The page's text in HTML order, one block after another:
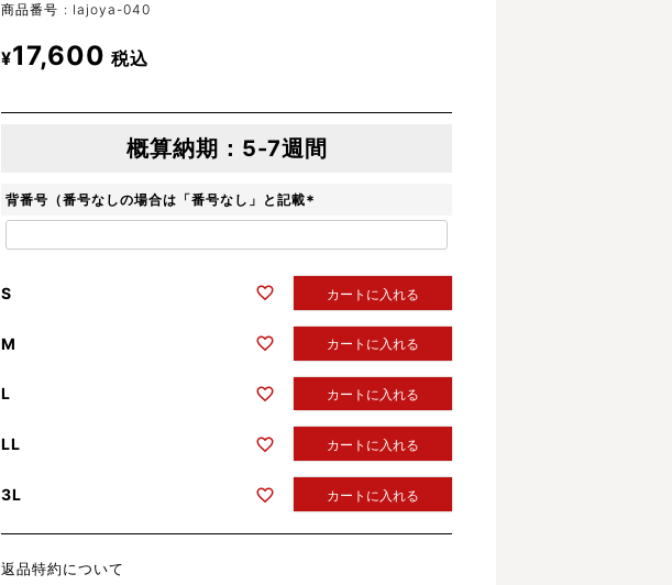
商品番号 lajoya-040
¥17,600 税込
5-7週間
背番号（番号なしの場合は「番号なし」と記載
(
必
S カートに入れる
M カートに入れる
L カートに入れる
LL カートに入れる
3L カートに入れる
返品特約について